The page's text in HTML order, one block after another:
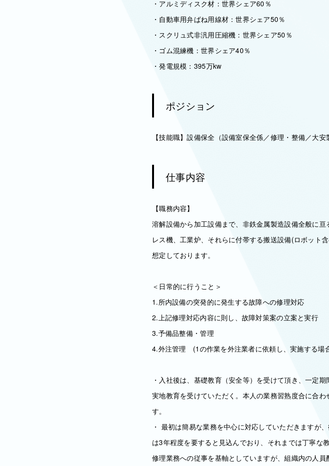
・アルミディスク材：世界シェア60％
・自動車用弁ばね用線材：世界シェア50％
・スクリュ式非汎用圧縮機：世界シェア50％
・ゴム混練機：世界シェア40％
・発電規模：395万kw
ポジション
【技能職】設備保全（設備室保全係／修理・整備／大安
仕事内容
【職務内容】
溶解設備から加工設備まで、非鉄金属製造設備全般に
レス機、工業炉、それらに付帯する搬送設備(ロボット
想定しております。
＜日常的に行うこと＞
1.所内設備の突発的に発生する故障への修理対応
2.上記修理対応内容に則し、故障対策案の立案と実行
3.予備品整備・管理
4.外注管理 (1の作業を外注業者に依頼し、実施する場
・入社後は、基礎教育（安全等）を受けて頂き、一定
実地教育を受けていただく。本人の業務習熟度合に合
す。
・ 最初は簡易な業務を中心に対応していただきますが
は3年程度を要すると見込んでおり、それまでは丁寧な
修理業務への従事を基軸としていますが、組織内の人